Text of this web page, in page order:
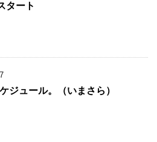
タート
ジュール。（いまさら）